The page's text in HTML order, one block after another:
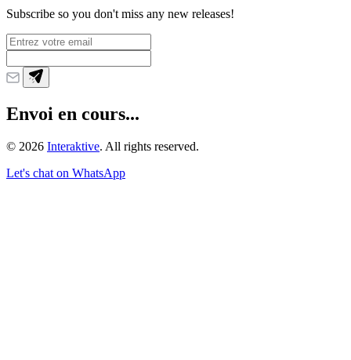
Subscribe so you don't miss any new releases!
Envoi en cours...
© 2026 Interaktive. All rights reserved.
Let's chat on WhatsApp